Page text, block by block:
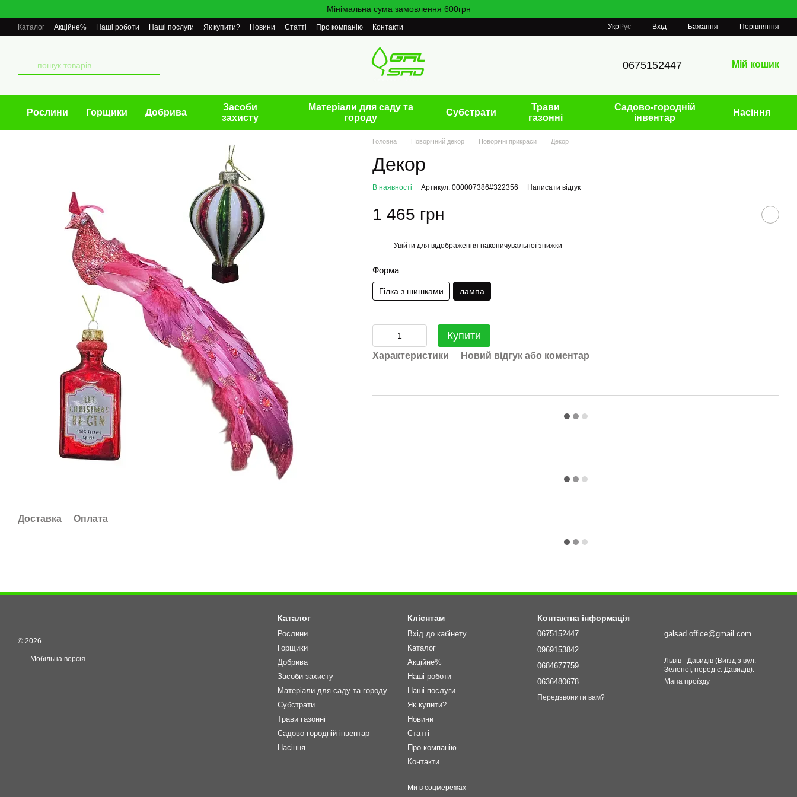
Мінімальна сума замовлення 600грн
Каталог Акційне% Наші роботи Наші послуги Як купити? Новини Статті Про компанію Контакти УкрРус Вхід Бажання Порівняння
0675152447 Мій кошик
Рослини Горщики Добрива
Засоби
захисту
Матеріали для саду та
городу
Cубстрати
Трави
газонні
Садово-городній
інвентар
Насіння
Доставка Оплата
Головна Новорічний декор Новорічні прикраси Декор
Декор
В наявності Артикул: 000007386#322356 Написати відгук
1 465 грн
Увійти для відображення накопичувальної знижки
Форма
Гілка з шишками лампа
Купити
Характеристики Новий відгук або коментар
© 2026
Мобільна версія
Каталог
Рослини
Горщики
Добрива
Засоби захисту
Матеріали для саду та городу
Cубстрати
Трави газонні
Садово-городній інвентар
Насіння
Клієнтам
Вхід до кабінету
Каталог
Акційне%
Наші роботи
Наші послуги
Як купити?
Новини
Статті
Про компанію
Контакти
Ми в соцмережах
Контактна інформація
0675152447
0969153842
0684677759
0636480678
Передзвонити вам?
galsad.office@gmail.com
Львів - Давидів (Виїзд з вул.
Зеленої, перед с. Давидів).
Мапа проїзду